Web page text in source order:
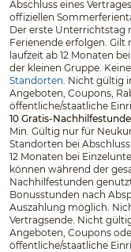
Abschluss eines
offiziellen
Der erste Unterrichtstag
Ferienende erfolgen.
laufzeit ab 12 Monaten
der kleinen Gruppe.
Standorten. Nicht gültig
Angeboten, Coupons,
öffentliche/staatliche
10 Gratis-
Min. Gültig nur für
Standorten bei
12 Monaten bei
können während der
Nachhilfestunden
Bonusstunden nach
Auszahlung möglich.
Vertragsende. Nicht
Angeboten, Coupons
öffentliche/staatliche